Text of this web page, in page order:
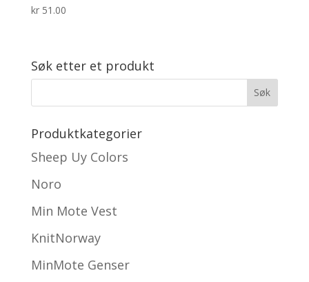
kr51.00
Søk etter et produkt
Produktkategorier
Sheep Uy Colors
Noro
Min Mote Vest
KnitNorway
MinMote Genser